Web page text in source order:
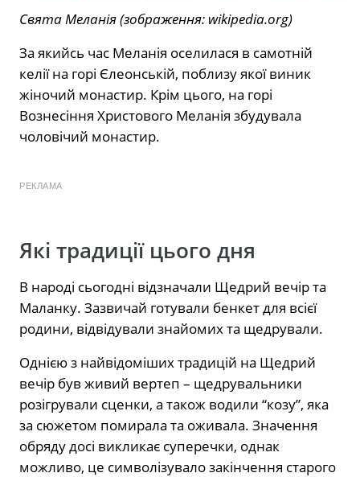
Свята Меланія (зображення: wikipedia.org)
За якийсь час Меланія оселилася в самотній
келії на горі Єлеонській, поблизу якої виник
жіночий монастир. Крім цього, на горі
Вознесіння Христового Меланія збудувала
чоловічий монастир.
РЕКЛАМА
Які традиції цього дня
В народі сьогодні відзначали Щедрий вечір та
Маланку. Зазвичай готували бенкет для всієї
родини, відвідували знайомих та щедрували.
Однією з найвідоміших традицій на Щедрий
вечір був живий вертеп – щедрувальники
розігрували сценки, а також водили “козу”, яка
за сюжетом помирала та оживала. Значення
обряду досі викликає суперечки, однак
можливо, це символізувало закінчення старого